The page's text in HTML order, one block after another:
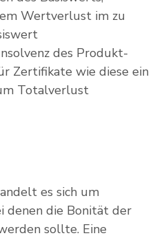
Wertverlust im zu
des Produkt-
Zertifikate wie diese ein
Totalverlust
es sich um
denen die Bonität der
sollte. Eine